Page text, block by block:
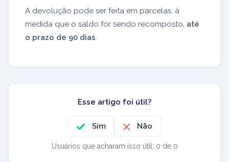
A devolução pode ser feita em parcelas, à
medida que o saldo for sendo recomposto, até
o prazo de 90 dias.
Esse artigo foi útil?
Sim Não
Usuários que acharam isso útil: 0 de 0